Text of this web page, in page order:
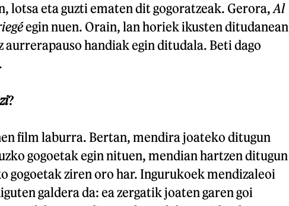
lotsa eta guzti ematen dit gogoratzeak. Gerora, Al
egin nuen. Orain, lan horiek ikusten
aurrerapauso handiak egin ditudala. Beti dago
?
film laburra. Bertan, mendira joateko ditugun
gogoetak egin nituen, mendian hartzen ditugun
gogoetak ziren oro har. Ingurukoek mendizaleoi
galdera da: ea zergatik joaten garen goi